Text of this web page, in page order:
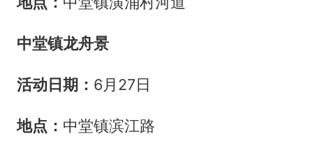
中堂镇龙舟景
️活动日期： 6月27日
地点： 中堂镇滨江路